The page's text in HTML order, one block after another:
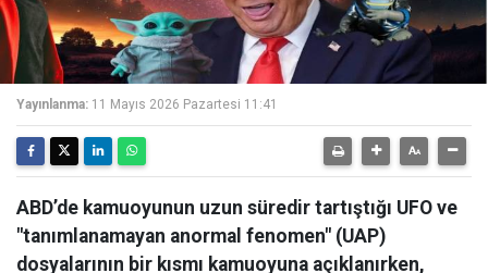
Yayınlanma: 11 Mayıs 2026 Pazartesi 11:41
ABD’de kamuoyunun uzun süredir tartıştığı UFO ve
"tanımlanamayan anormal fenomen" (UAP)
dosyalarının bir kısmı kamuoyuna açıklanırken,